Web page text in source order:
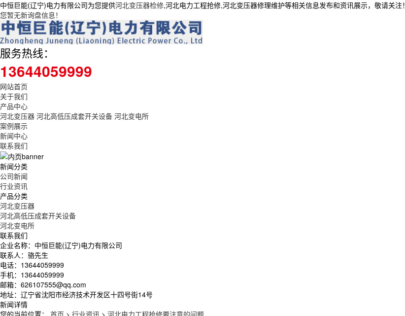
中恒巨能(辽宁)电力有限公司为您提供河北变压器检修,河北电力工程抢修,河北变压器修理维护等相关信息发布和资讯展示，敬请关注！
您暂无新询盘信息！
服务热线：
13644059999
网站首页
关于我们
产品中心
河北变压器 河北高低压成套开关设备 河北变电所
案例展示
新闻中心
联系我们
新闻分类
公司新闻
行业资讯
产品分类
河北变压器
河北高低压成套开关设备
河北变电所
联系我们
企业名称：中恒巨能(辽宁)电力有限公司
联系人：骆先生
电话：13644059999
手机：13644059999
邮箱：626107555@qq.com
地址：辽宁省沈阳市经济技术开发区十四号街14号
新闻详情